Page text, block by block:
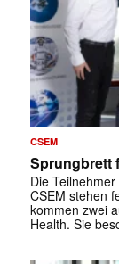
CSEM
Sprungbrett
Die
CSEM stehen
kommen zwei
Health. Sie